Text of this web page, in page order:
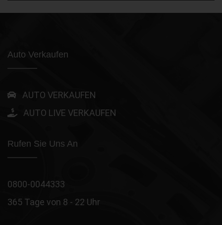
Auto Verkaufen
AUTO VERKAUFEN
AUTO LIVE VERKAUFEN
Rufen Sie Uns An
0800-0044333
365 Tage von 8 - 22 Uhr